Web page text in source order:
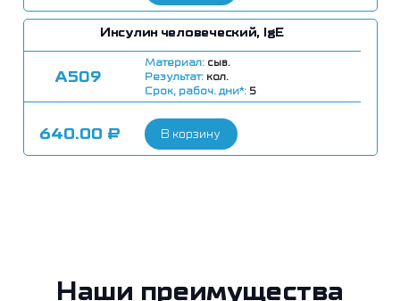
Инсулин человеческий, IgE
А509
Материал: сыв.
Результат: кол.
Срок, рабоч. дни*: 5
640.00 ₽ В корзину
Наши преимущества